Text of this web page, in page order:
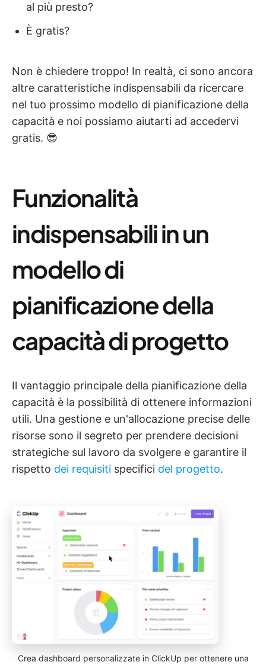
al più presto?
È gratis?
Non è chiedere troppo! In realtà, ci sono ancora
altre caratteristiche indispensabili da ricercare
nel tuo prossimo modello di pianificazione della
capacità e noi possiamo aiutarti ad accedervi
gratis. 😎
Funzionalità
indispensabili in un
modello di
pianificazione della
capacità di progetto
Il vantaggio principale della pianificazione della
capacità è la possibilità di ottenere informazioni
utili. Una gestione e un'allocazione precise delle
risorse sono il segreto per prendere decisioni
strategiche sul lavoro da svolgere e garantire il
rispetto dei requisiti specifici del progetto.
Crea dashboard personalizzate in ClickUp per ottenere una